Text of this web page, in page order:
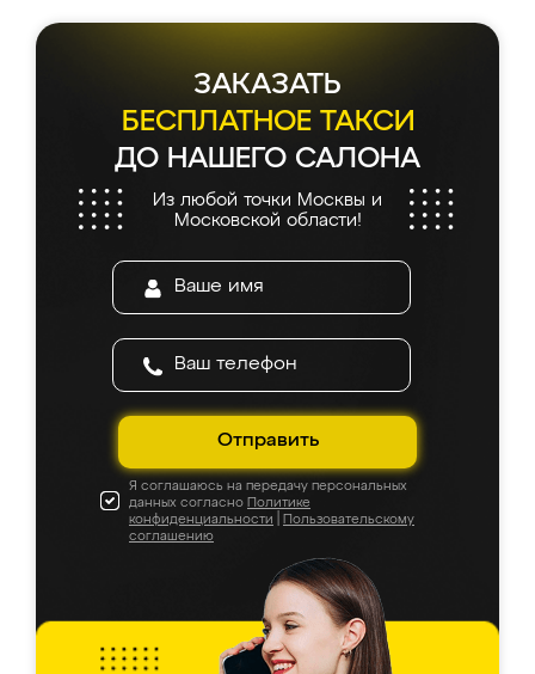
ЗАКАЗАТЬ
БЕСПЛАТНОЕ ТАКСИ
ДО НАШЕГО САЛОНА
Из любой точки Москвы и
Московской области!
Отправить
Я соглашаюсь на передачу персональных
данных согласно Политике
конфиденциальности
Пользовательскому
соглашению